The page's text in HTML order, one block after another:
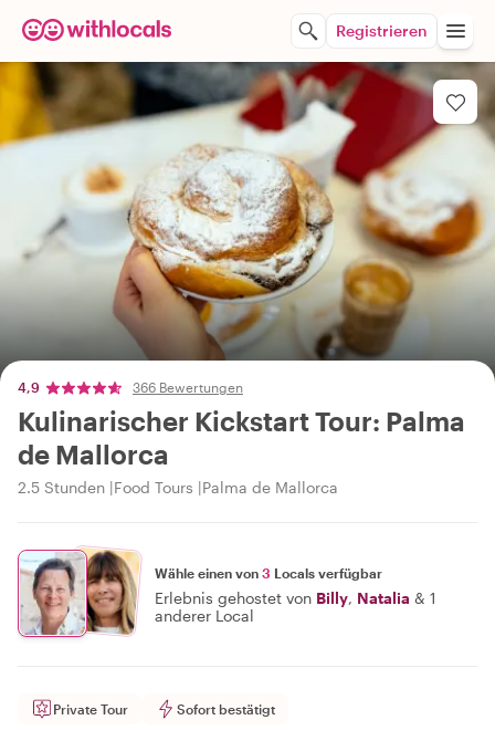
Registrieren
4,9 366 Bewertungen
Kulinarischer Kickstart Tour: Palma
de Mallorca
2.5 Stunden Food Tours Palma de Mallorca
Wähle einen von 3 Locals verfügbar
Erlebnis gehostet von Billy, Natalia & 1
anderer Local
Private Tour Sofort bestätigt